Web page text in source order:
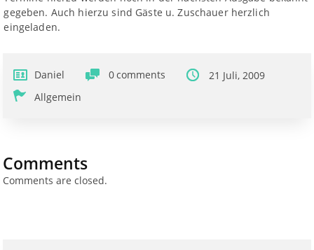
gegeben. Auch hierzu sind Gäste u. Zuschauer herzlich
eingeladen.
Daniel 0comments
21 Juli, 2009
Allgemein
Comments
Comments are closed.